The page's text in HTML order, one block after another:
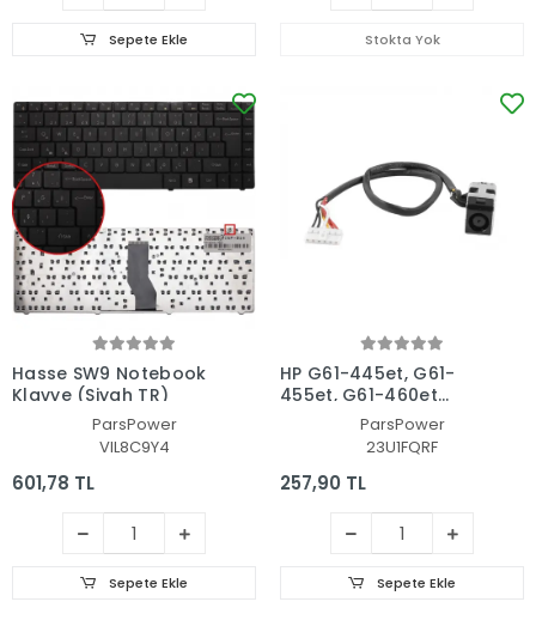
Sepete Ekle Stokta Yok
Hasse SW9 Notebook
Klavye (Siyah TR)
ParsPower
VIL8C9Y4
601,78 TL
Sepete Ekle
HP G61-445et, G61-
455et, G61-460et
Adaptör Şarj Soketi -
Dc Power Jack
ParsPower
23U1FQRF
257,90 TL
Sepete Ekle